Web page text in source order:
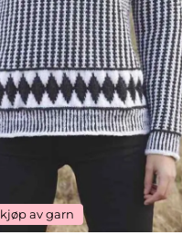
av garn